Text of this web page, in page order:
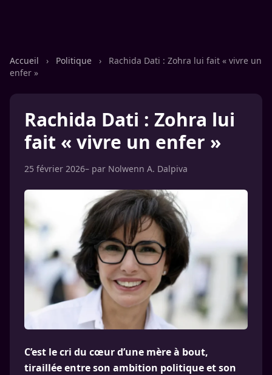
Accueil › Politique ›
Rachida Dati : Zohra lui fait « vivre un
enfer »
Rachida Dati : Zohra lui
fait « vivre un enfer »
25 février 2026– par Nolwenn A. Dalpiva
C’est le cri du cœur d’une mère à bout,
tiraillée entre son ambition politique et son